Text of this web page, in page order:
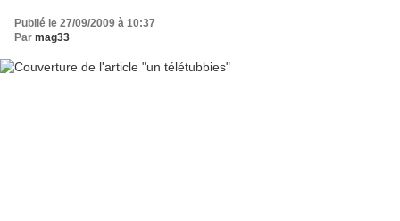
Publié le 27/09/2009 à 10:37
Par mag33